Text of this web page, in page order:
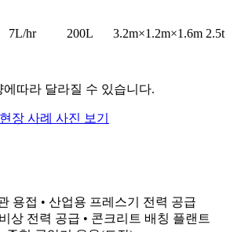
7L/hr 200L 3.2m×1.2m×1.6m 2.5t
따라 달라질 수 있습니다.
현장 사례 사진 보기
용접 • 산업용 프레스기 전력 공급
상 전력 공급 • 콘크리트 배칭 플랜트